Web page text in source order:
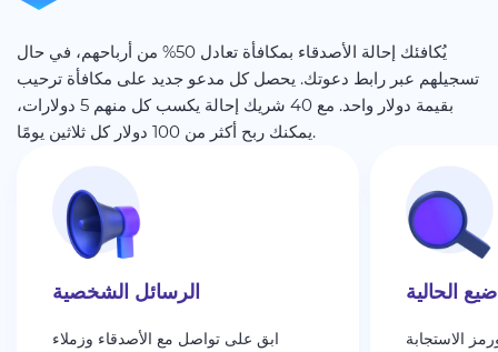
يُكافئك إحالة الأصدقاء بمكافأة تعادل 50% من أرباحهم، في حال
تسجيلهم عبر رابط دعوتك. يحصل كل مدعو جديد على مكافأة ترحيب
بقيمة دولار واحد. مع 40 شريك إحالة يكسب كل منهم 5 دولارات،
يمكنك ربح أكثر من 100 دولار كل ثلاثين يومًا.
الرسائل الشخصية
ابق على تواصل مع الأصدقاء وزملاء
الحالية
الاستجابة